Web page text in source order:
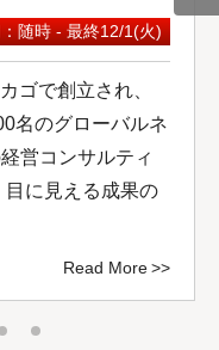
随時 - 最終12/1(火)
ゴで創立され、
名のグローバルネ
営コンサルティ
目に見える成果の
Read More